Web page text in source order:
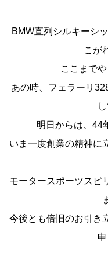
BMW直列シルキーシ
こが
ここまで
あの時、フェラーリ
明日からは、44
いま一度創業の精神に
モータースポーツスピ
今後とも倍旧のお引き